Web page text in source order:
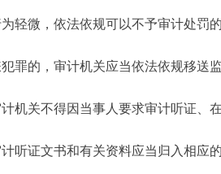
为轻微，依法依规可以不予审计处罚
罪的，审计机关应当依法依规移送
机关不得因当事人要求审计听证、
听证文书和有关资料应当归入相应